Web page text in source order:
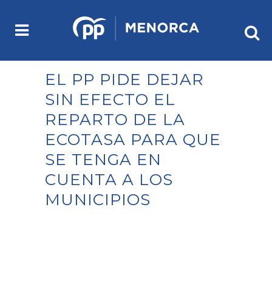
EL PP PIDE DEJAR
SIN EFECTO EL
REPARTO DE LA
ECOTASA PARA QUE
SE TENGA EN
CUENTA A LOS
MUNICIPIOS